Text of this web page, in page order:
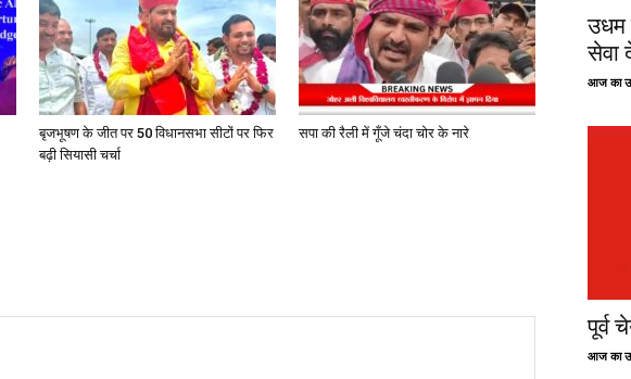
बृजभूषण के जीत पर 50 विधानसभा सीटों पर फिर
बढ़ी सियासी चर्चा
सपा की रैली में गूँजे चंदा चोर के नारे
उधम
सेवा
आज का
पूर्व
आज का